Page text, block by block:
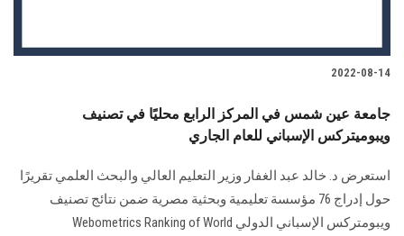
2022-08-14
جامعة عين شمس في المركز الرابع محليًا في تصنيف
ويبوميتركس الإسباني للعام الجاري
استعرض د. خالد عبد الغفار وزير التعليم العالي والبحث العلمي تقريرًا
حول إدراج 76 مؤسسة تعليمية وبحثية مصرية ضمن نتائج تصنيف
ويبومتركس الإسباني الدولي Webometrics Ranking of World